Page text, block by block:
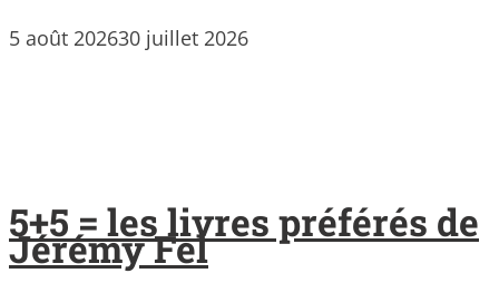
5 août 202630 juillet 2026
5+5 = les livres préférés de
Jérémy Fel